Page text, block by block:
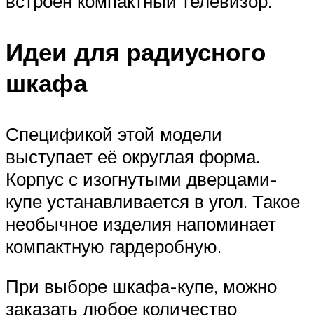
Идеи для радиусного
шкафа
Спецификой этой модели
выступает её округлая форма.
Корпус с изогнутыми дверцами-
купе устанавливается в угол. Такое
необычное изделия напоминает
компактную гардеробную.
При выборе шкафа-купе, можно
заказать любое количество